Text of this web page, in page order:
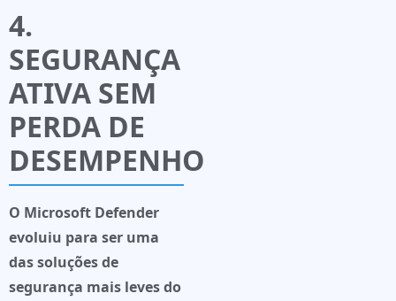
4.
SEGURANÇA
ATIVA SEM
PERDA DE
DESEMPENHO
O Microsoft Defender
evoluiu para ser uma
das soluções de
segurança mais leves do